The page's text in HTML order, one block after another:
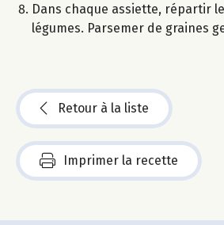
Dans chaque assiette, répartir
légumes. Parsemer de graines
Retour à la liste
Imprimer la recette